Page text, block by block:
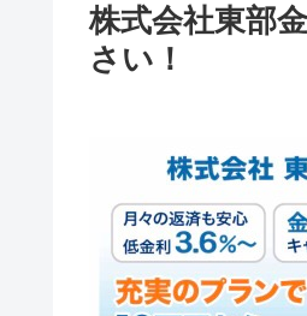
株式会社東部
さい！